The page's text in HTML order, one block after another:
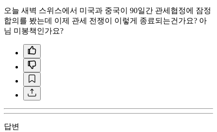
오늘 새벽 스위스에서 미국과 중국이 90일간 관세협정에 잠정
합의를 봤는데 이제 관세 전쟁이 이렇게 종료되는건가요? 아
님 미봉책인가요?
답변